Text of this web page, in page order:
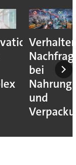
bei
und